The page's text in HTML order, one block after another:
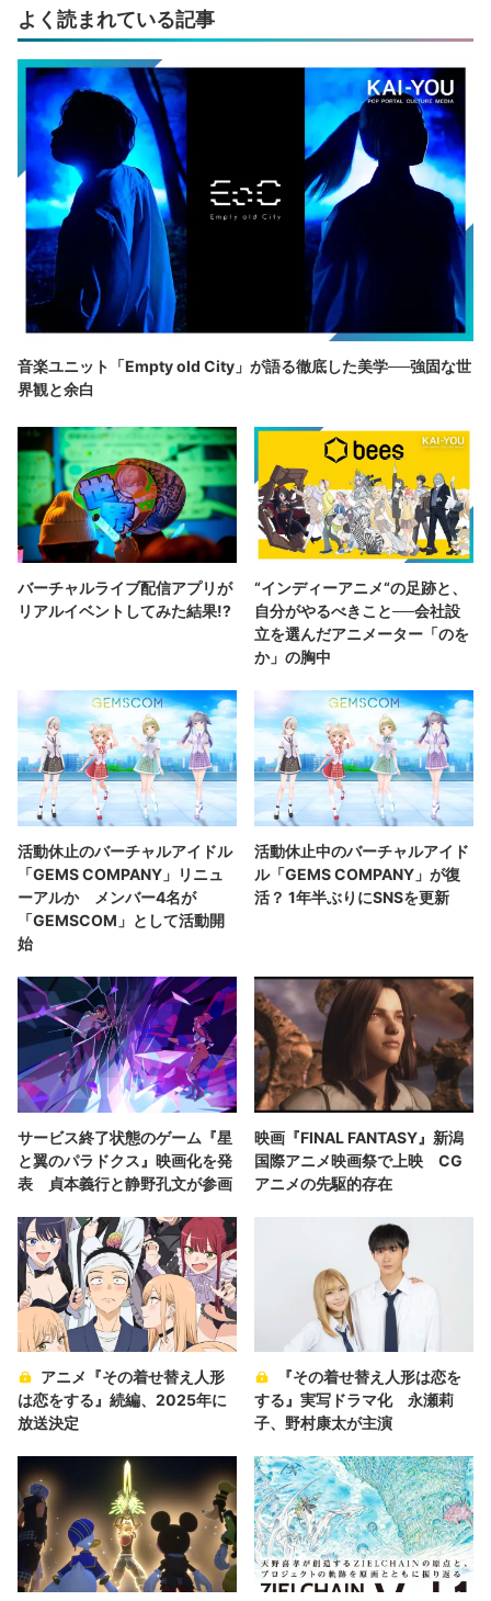
よく読まれている記事
音楽ユニット「Empty old City」が語る徹底した美学──強固な世
界観と余白
バーチャルライブ配信アプリが
リアルイベントしてみた結果!?
“インディーアニメ“の足跡と、
自分がやるべきこと──会社設
立を選んだアニメーター「のを
か」の胸中
活動休止のバーチャルアイドル
「GEMS COMPANY」リニュ
ーアルか メンバー4名が
「GEMSCOM」として活動開
始
活動休止中のバーチャルアイド
ル「GEMS COMPANY」が復
活？ 1年半ぶりにSNSを更新
サービス終了状態のゲーム『星
と翼のパラドクス』映画化を発
表 貞本義行と静野孔文が参画
映画『FINAL FANTASY』新潟
国際アニメ映画祭で上映 CG
アニメの先駆的存在
アニメ『その着せ替え人形
は恋をする』続編、2025年に
放送決定
『その着せ替え人形は恋を
する』実写ドラマ化 永瀬莉
子、野村康太が主演